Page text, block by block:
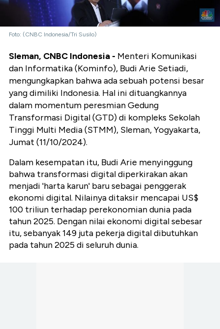
Foto: (CNBC Indonesia/Tri Susilo)
Sleman, CNBC Indonesia - Menteri Komunikasi
dan Informatika (Kominfo), Budi Arie Setiadi,
mengungkapkan bahwa ada sebuah potensi besar
yang dimiliki Indonesia. Hal ini dituangkannya
dalam momentum peresmian Gedung
Transformasi Digital (GTD) di kompleks Sekolah
Tinggi Multi Media (STMM), Sleman, Yogyakarta,
Jumat (11/10/2024).
Dalam kesempatan itu, Budi Arie menyinggung
bahwa transformasi digital diperkirakan akan
menjadi 'harta karun' baru sebagai penggerak
ekonomi digital. Nilainya ditaksir mencapai US$
100 triliun terhadap perekonomian dunia pada
tahun 2025. Dengan nilai ekonomi digital sebesar
itu, sebanyak 149 juta pekerja digital dibutuhkan
pada tahun 2025 di seluruh dunia.